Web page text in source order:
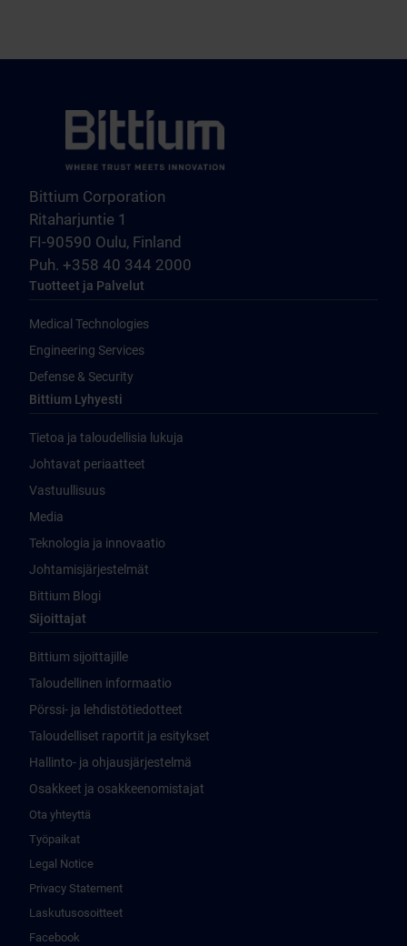
Bittium Corporation
Ritaharjuntie 1
FI-90590 Oulu, Finland
Puh. +358 40 344 2000
Tuotteet ja Palvelut
Medical Technologies
Engineering Services
Defense & Security
Bittium Lyhyesti
Tietoa ja taloudellisia lukuja
Johtavat periaatteet
Vastuullisuus
Media
Teknologia ja innovaatio
Johtamisjärjestelmät
Bittium Blogi
Sijoittajat
Bittium sijoittajille
Taloudellinen informaatio
Pörssi- ja lehdistötiedotteet
Taloudelliset raportit ja esitykset
Hallinto- ja ohjausjärjestelmä
Osakkeet ja osakkeenomistajat
Ota yhteyttä
Työpaikat
Legal Notice
Privacy Statement
Laskutusosoitteet
Facebook